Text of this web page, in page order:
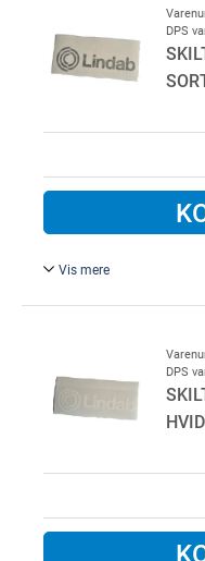
DPS
Vis mere
Bredde = 130 mm.
DPS
HVID